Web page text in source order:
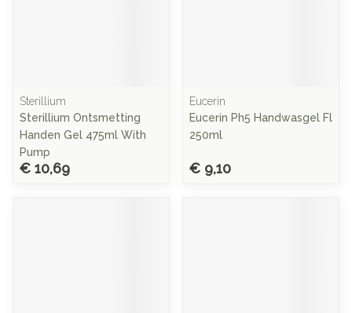
Sterillium
Sterillium Ontsmetting
Handen Gel 475ml With
Pump
€ 10,69
Eucerin
Eucerin Ph5 Handwasgel Fl
250ml
€ 9,10